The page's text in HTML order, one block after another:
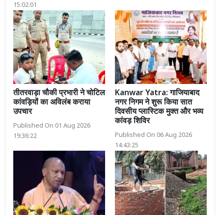
15:02:01
तीतरवाड़ा चौकी प्रभारी ने चोटिल
कांवड़ियों का अविलंब कराया
उपचार
Published On 01 Aug 2026
19:36:22
Kanwar Yatra: गाजियाबाद
नगर निगम ने शुरू किया सात
दिवसीय प्लास्टिक मुक्त और भव्य
कांवड़ शिविर
Published On 06 Aug 2026
14:43:25